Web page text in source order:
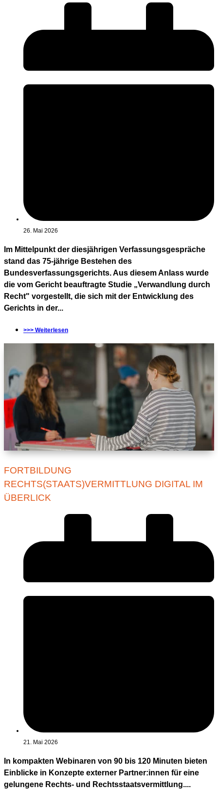
26. Mai 2026
Im Mittelpunkt der diesjährigen Verfassungsgespräche
stand das 75-jährige Bestehen des
Bundesverfassungsgerichts. Aus diesem Anlass wurde
die vom Gericht beauftragte Studie „Verwandlung durch
Recht" vorgestellt, die sich mit der Entwicklung des
Gerichts in der...
>>> Weiterlesen
FORTBILDUNG
RECHTS(STAATS)VERMITTLUNG DIGITAL IM
ÜBERLICK
21. Mai 2026
In kompakten Webinaren von 90 bis 120 Minuten bieten
Einblicke in Konzepte externer Partner:innen für eine
gelungene Rechts- und Rechtsstaatsvermittlung....